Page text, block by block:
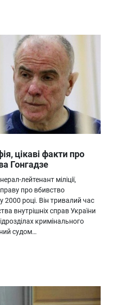
цікаві факти про
Гонгадзе
лейтенант міліції,
про вбивство
2000 році. Він тривалий час
внутрішніх справ України
кримінального
судом…